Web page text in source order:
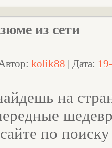
из сети
kolik88 | Дата:
на
по